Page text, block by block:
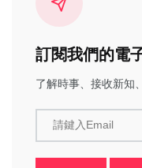
訂閱我們的電
了解時事、接收新知
請鍵入Email